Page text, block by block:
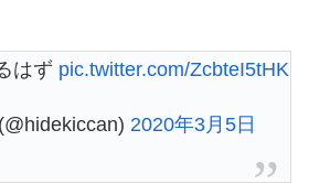
はず pic.twitter.com/ZcbteI5tHK
2020年3月5日